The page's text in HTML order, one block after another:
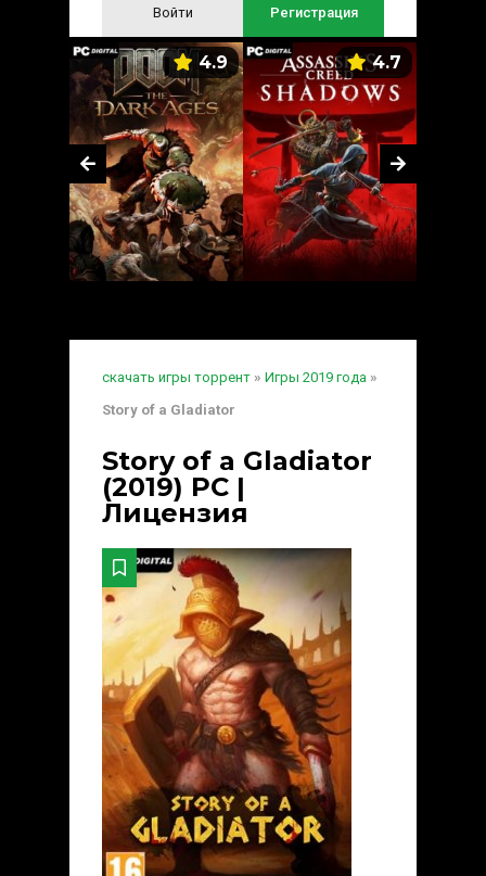
Войти Регистрация
4.9 4.7
скачать игры торрент » Игры 2019 года »
Story of a Gladiator
Story of a Gladiator
(2019) PC |
Лицензия